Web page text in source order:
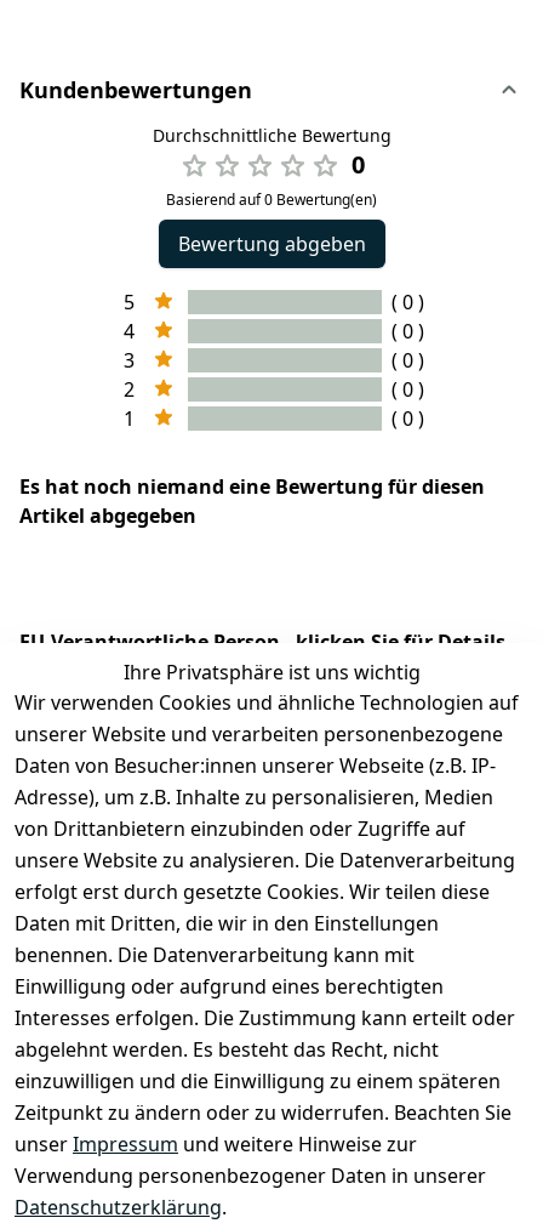
Kundenbewertungen
Durchschnittliche Bewertung
0
Basierend auf 0 Bewertung(en)
Bewertung abgeben
5
( 0 )
4
( 0 )
3
( 0 )
2
( 0 )
1
( 0 )
Es hat noch niemand eine Bewertung für diesen
Artikel abgegeben
EU-Verantwortliche Person - klicken Sie für Details
Ihre Privatsphäre ist uns wichtig
Wir verwenden Cookies und ähnliche Technologien auf
unserer Website und verarbeiten personenbezogene
Daten von Besucher:innen unserer Webseite (z.B. IP-
Adresse), um z.B. Inhalte zu personalisieren, Medien
von Drittanbietern einzubinden oder Zugriffe auf
unsere Website zu analysieren. Die Datenverarbeitung
erfolgt erst durch gesetzte Cookies. Wir teilen diese
Daten mit Dritten, die wir in den Einstellungen
benennen. Die Datenverarbeitung kann mit
Einwilligung oder aufgrund eines berechtigten
Interesses erfolgen. Die Zustimmung kann erteilt oder
abgelehnt werden. Es besteht das Recht, nicht
einzuwilligen und die Einwilligung zu einem späteren
Zeitpunkt zu ändern oder zu widerrufen. Beachten Sie
unserImpressum und weitere Hinweise zur
Verwendung personenbezogener Daten in unserer
Datenschutzerklärung.
Rechtliches
Impressum
Datenschutze
rklärung
Barrierefreihe
itserklärung
Widerrufsrec
ht
Services
Registrieren